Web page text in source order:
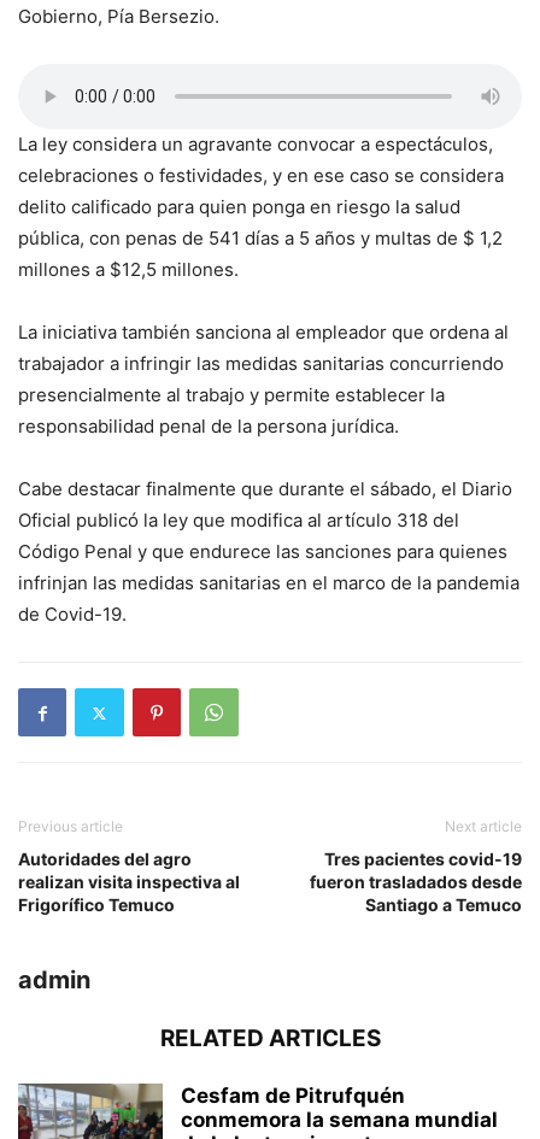
Gobierno, Pía Bersezio.
La ley considera un agravante convocar a espectáculos,
celebraciones o festividades, y en ese caso se considera
delito calificado para quien ponga en riesgo la salud
pública, con penas de 541 días a 5 años y multas de $ 1,2
millones a $12,5 millones.
La iniciativa también sanciona al empleador que ordena al
trabajador a infringir las medidas sanitarias concurriendo
presencialmente al trabajo y permite establecer la
responsabilidad penal de la persona jurídica.
Cabe destacar finalmente que durante el sábado, el Diario
Oficial publicó la ley que modifica al artículo 318 del
Código Penal y que endurece las sanciones para quienes
infrinjan las medidas sanitarias en el marco de la pandemia
de Covid-19.
Previous article
Autoridades del agro
realizan visita inspectiva al
Frigorífico Temuco
Next article
Tres pacientes covid-19
fueron trasladados desde
Santiago a Temuco
admin
RELATED ARTICLES
Cesfam de Pitrufquén
conmemora la semana mundial